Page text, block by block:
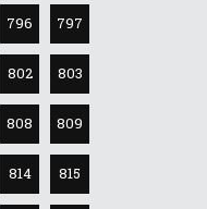
796 797
802 803
808 809
814 815